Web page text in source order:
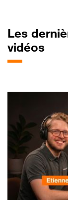
Les
vidéos